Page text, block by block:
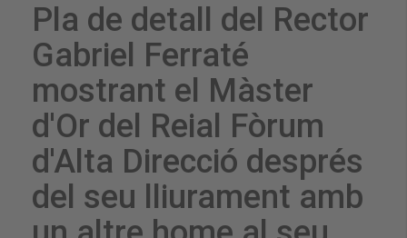
Pla de detall del Rector
Gabriel Ferraté
mostrant el Màster
d'Or del Reial Fòrum
d'Alta Direcció després
del seu lliurament amb